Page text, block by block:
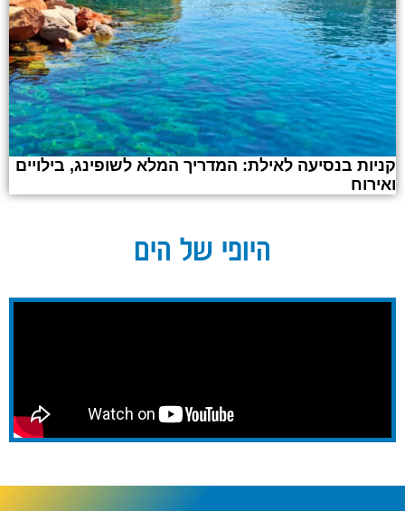
קניות בנסיעה לאילת: המדריך המלא לשופינג, בילויים
ואירוח
היופי של הים